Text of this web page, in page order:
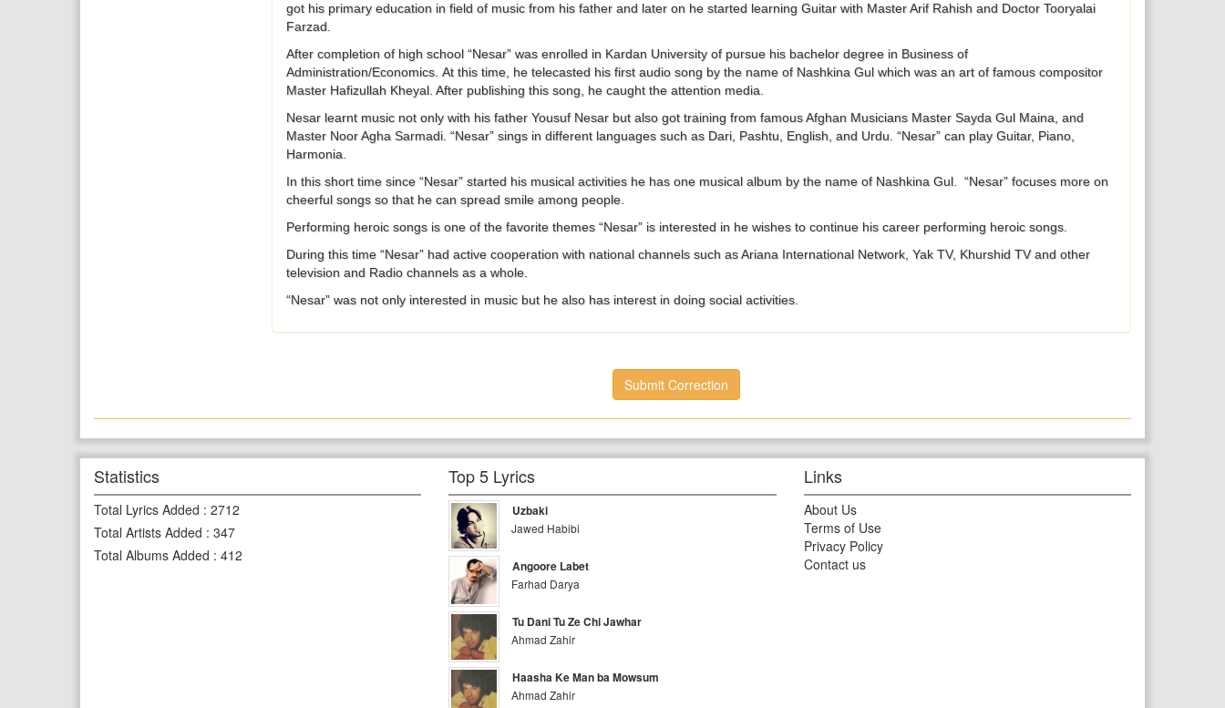
got his primary education in field of music from his father and later on he started learning Guitar with Master Arif Rahish and Doctor Tooryalai
Farzad.
After completion of high school “Nesar” was enrolled in Kardan University of pursue his bachelor degree in Business of
Administration/Economics. At this time, he telecasted his first audio song by the name of Nashkina Gul which was an art of famous compositor
Master Hafizullah Kheyal. After publishing this song, he caught the attention media.
Nesar learnt music not only with his father Yousuf Nesar but also got training from famous Afghan Musicians Master Sayda Gul Maina, and
Master Noor Agha Sarmadi. “Nesar” sings in different languages such as Dari, Pashtu, English, and Urdu. “Nesar” can play Guitar, Piano,
Harmonia.
In this short time since “Nesar” started his musical activities he has one musical album by the name of Nashkina Gul. “Nesar” focuses more on
cheerful songs so that he can spread smile among people.
Performing heroic songs is one of the favorite themes “Nesar” is interested in he wishes to continue his career performing heroic songs.
During this time “Nesar” had active cooperation with national channels such as Ariana International Network, Yak TV, Khurshid TV and other
television and Radio channels as a whole.
“Nesar” was not only interested in music but he also has interest in doing social activities.
Submit Correction
Statistics
Total Lyrics Added : 2712
Total Artists Added : 347
Total Albums Added : 412
Top 5 Lyrics
Uzbaki
Jawed Habibi
Angoore Labet
Farhad Darya
Tu Dani Tu Ze Chi Jawhar
Ahmad Zahir
Haasha Ke Man ba Mowsum
Ahmad Zahir
Links
About Us
Terms of Use
Privacy Policy
Contact us